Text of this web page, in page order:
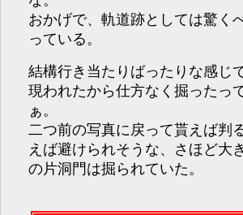
おかげで、軌道跡としては驚く
っている。
結構行き当たりばったりな感じ
現われたから仕方なく掘ったっ
ぁ。
二つ前の写真に戻って貰えば判
えば避けられそうな、さほど大
の片洞門は掘られていた。